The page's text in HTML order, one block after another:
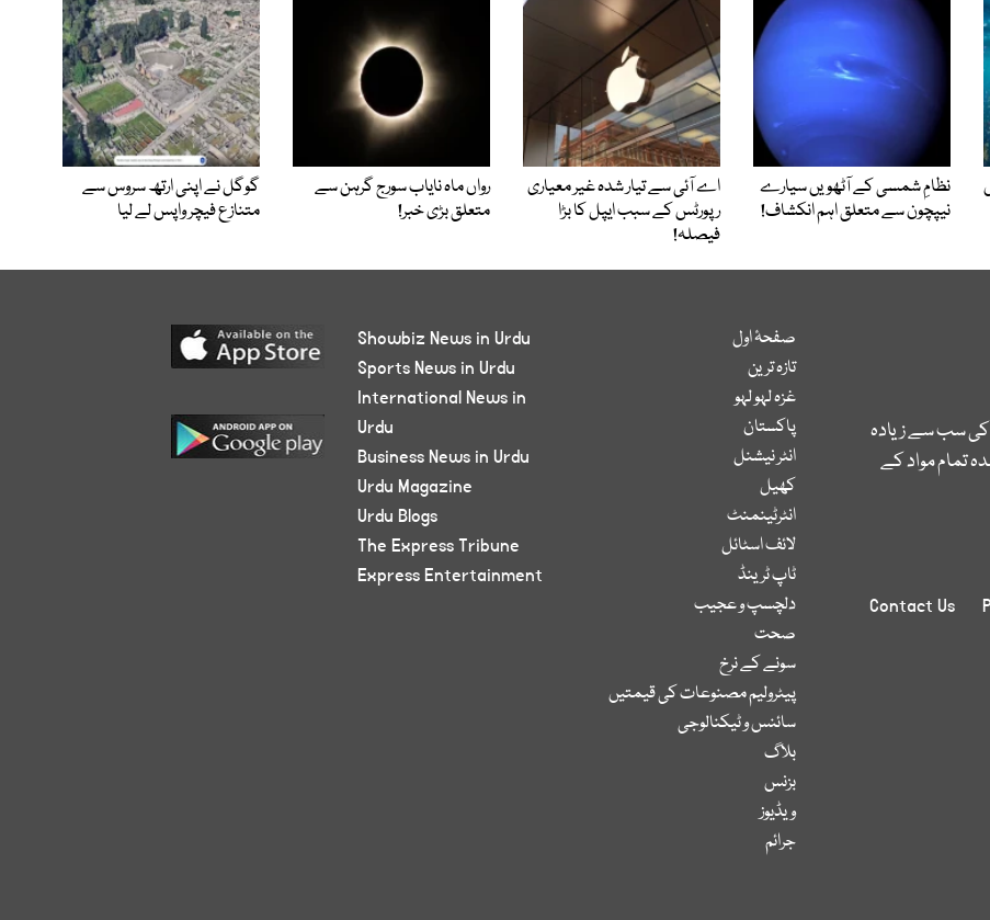
نظامِ شمسی کے آٹھویں سیارے
نیپچون سے متعلق اہم انکشاف!
اے آئی سے تیار شدہ غیر معیاری
رپورٹس کے سبب ایپل کا بڑا
فیصلہ!
رواں ماہ نایاب سورج گرہن سے
متعلق بڑی خبر!
گوگل نے اپنی ارتھ سروس سے
متنازع فیچر واپس لے لیا
کی سب سے زیادہ
تمام مواد کے
Contact Us
صفحۂ اول
تازہ ترین
غزہ لہو لہو
پاکستان
انٹر نیشنل
کھیل
انٹرٹینمنٹ
لائف اسٹائل
ٹاپ ٹرینڈ
دلچسپ و عجیب
صحت
سونے کے نرخ
پیٹرولیم مصنوعات کی قیمتیں
سائنس و ٹیکنالوجی
بلاگ
بزنس
ویڈیوز
جرائم
Showbiz News in Urdu
Sports News in Urdu
International News in
Urdu
Business News in Urdu
Urdu Magazine
Urdu Blogs
The Express Tribune
Express Entertainment